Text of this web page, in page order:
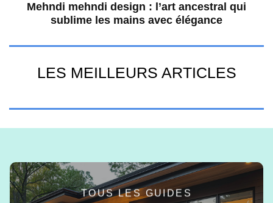
Mehndi mehndi design : l’art ancestral qui
sublime les mains avec élégance
LES MEILLEURS ARTICLES
TOUS LES GUIDES